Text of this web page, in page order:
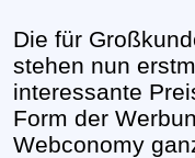
Die für
stehen nun
interessante
Form der
Webconomy